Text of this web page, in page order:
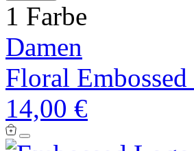
1 Farbe
Damen
Floral
14,00 €